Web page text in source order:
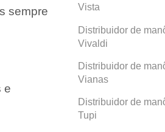
sempre
e
Vista
Distribuidor de
Vivaldi
Distribuidor de
Vianas
Distribuidor de
Tupi